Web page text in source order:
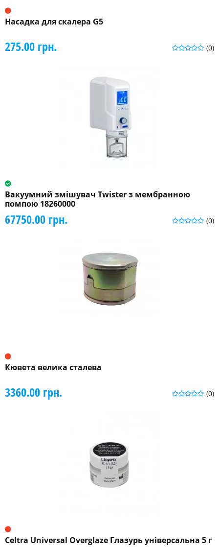
Насадка для скалера G5
(0)
275.00 грн.
Вакуумний змішувач Twister з мембранною
помпою 18260000
(0)
67750.00 грн.
Кювета велика сталева
(0)
3360.00 грн.
Celtra Universal Overglaze Глазурь універсальна 5 г